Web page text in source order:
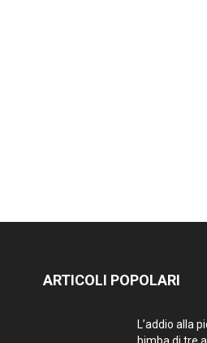
ARTICOLI POPOLARI
L’addio alla